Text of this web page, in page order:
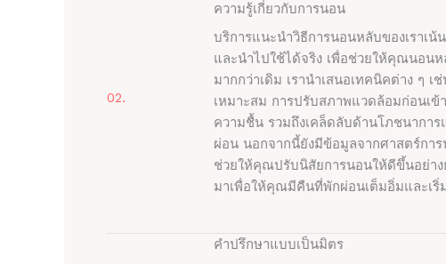
02.
ความรู้เกี่ยวกับการนอน
บริการแนะนำวิธีการนอนหลับของเราเน้
และนำไปใช้ได้จริง เพื่อช่วยให้คุณนอ
มากกว่าเดิม เรานำเสนอเทคนิคต่าง ๆ
เหมาะสม การปรับสภาพแวดล้อมก่อนเข้
ความชื้น รวมถึงเคล็ดลับด้านโภชนากา
ผ่อน นอกจากนี้ยังมีข้อมูลจากศาสตร์กา
ช่วยให้คุณปรับนิสัยการนอนให้ดีขึ้นอย่า
มาเพื่อให้คุณมีคืนที่พักผ่อนเต็มอิ่มและเ
คำปรึกษาแบบเป็นมิตร